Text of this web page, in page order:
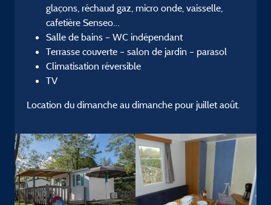
glaçons, réchaud gaz, micro onde, vaisselle,
cafetière Senseo…
Salle de bains – WC indépendant
Terrasse couverte – salon de jardin – parasol
Climatisation réversible
TV
Location du dimanche au dimanche pour juillet août.